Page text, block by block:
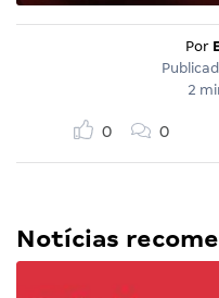
Por
2
0 0
Notícias